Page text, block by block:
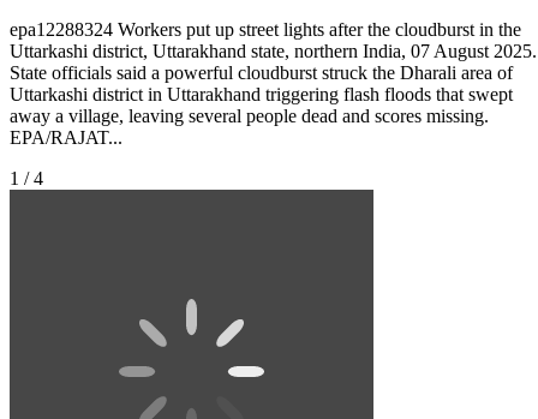
epa12288324 Workers put up street lights after the cloudburst in the
Uttarkashi district, Uttarakhand state, northern India, 07 August 2025.
State officials said a powerful cloudburst struck the Dharali area of
Uttarkashi district in Uttarakhand triggering flash floods that swept
away a village, leaving several people dead and scores missing.
EPA/RAJAT...
1 / 4